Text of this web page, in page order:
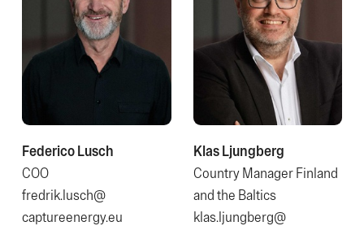
Federico Lusch
COO
fredrik.lusch@​
captureenergy.eu
Klas Ljungberg
Country Manager Finland
and the Baltics
klas.ljungberg@​